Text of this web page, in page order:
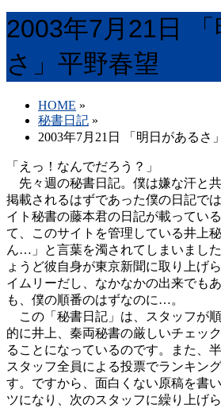
2003年7月21日
さ」平野春望
HOME »
秘書日記 »
2003年7月21日 「明日があるさ
「えっ！なんでだろう？」
先々週の秘書日記。僕は嫌な汗と共
掲載されるはずであった僕の日記で
イト秘書の藤本君の日記が載ってい
て、このサイトを管理している井上
ん…」と言葉を濁されてしまいまし
ょうど彼自身が東京新聞に取り上げ
イムリーだし、なかなかの出来でも
も、僕の順番のはずなのに…。
この「秘書日記」は、スタッフが
的に井上、秦両秘書の厳しいチェッ
ることになっているのです。また、
スタッフ全員による投票でランキン
す。ですから、面白くない原稿を書
ツになり、次のスタッフに繰り上げ